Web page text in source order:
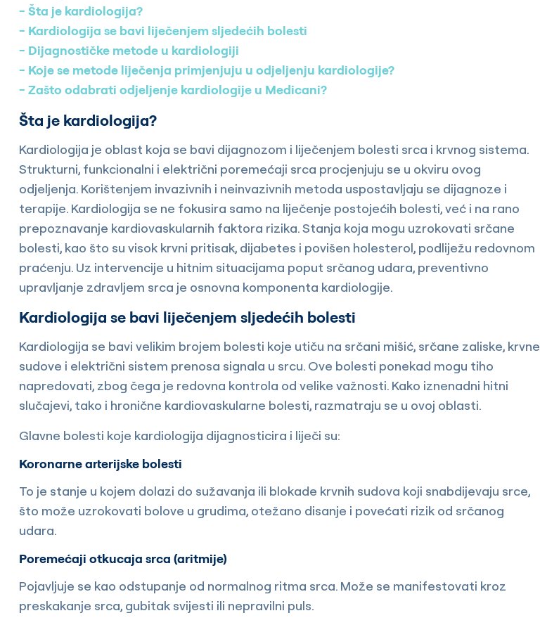
Šta je kardiologija?
Kardiologija se bavi liječenjem sljedećih bolesti
Dijagnostičke metode u kardiologiji
Koje se metode liječenja primjenjuju u odjeljenju kardiologije?
Zašto odabrati odjeljenje kardiologije u Medicani?
Šta je kardiologija?
Kardiologija je oblast koja se bavi dijagnozom i liječenjem bolesti srca i krvnog sistema.
Strukturni, funkcionalni i električni poremećaji srca procjenjuju se u okviru ovog
odjeljenja. Korištenjem invazivnih i neinvazivnih metoda uspostavljaju se dijagnoze i
terapije. Kardiologija se ne fokusira samo na liječenje postojećih bolesti, već i na rano
prepoznavanje kardiovaskularnih faktora rizika. Stanja koja mogu uzrokovati srčane
bolesti, kao što su visok krvni pritisak, dijabetes i povišen holesterol, podliježu redovnom
praćenju. Uz intervencije u hitnim situacijama poput srčanog udara, preventivno
upravljanje zdravljem srca je osnovna komponenta kardiologije.
Kardiologija se bavi liječenjem sljedećih bolesti
Kardiologija se bavi velikim brojem bolesti koje utiču na srčani mišić, srčane zaliske, krvne
sudove i električni sistem prenosa signala u srcu. Ove bolesti ponekad mogu tiho
napredovati, zbog čega je redovna kontrola od velike važnosti. Kako iznenadni hitni
slučajevi, tako i hronične kardiovaskularne bolesti, razmatraju se u ovoj oblasti.
Glavne bolesti koje kardiologija dijagnosticira i liječi su:
Koronarne arterijske bolesti
To je stanje u kojem dolazi do sužavanja ili blokade krvnih sudova koji snabdijevaju srce,
što može uzrokovati bolove u grudima, otežano disanje i povećati rizik od srčanog
udara.
Poremećaji otkucaja srca (aritmije)
Pojavljuje se kao odstupanje od normalnog ritma srca. Može se manifestovati kroz
preskakanje srca, gubitak svijesti ili nepravilni puls.